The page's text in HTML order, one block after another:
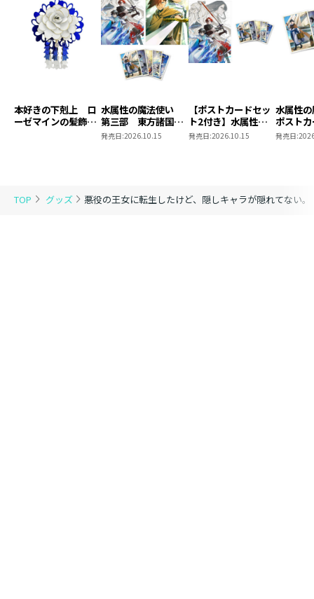
TOP グッズ 悪役の王女に転生したけど、隠しキャラが隠れてない
本好きの下剋上 ロ
ーゼマインの髪飾り
水属性の魔法使い
第三部 東方諸国編
8 同時発売まとめ
発売日:2026.10.15
【ポストカードセッ
ト2付き】水属性の
魔法使い 第三部
発売日:2026.10.15
水属性
ポスト
2
発売日: